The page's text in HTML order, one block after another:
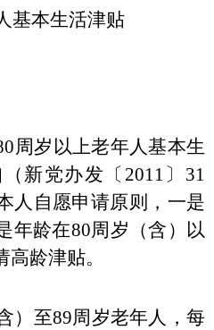
基本生活津贴
周岁以上老年人基本生
新党办发〔 2011 〕 31
人自愿申请原则，一是
年龄在80周岁（含）以
龄津贴。
）至89周岁老年人，每